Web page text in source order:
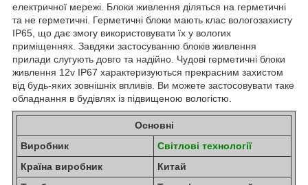
електричної мережі. Блоки живлення діляться на герметичні
та не герметичні. Герметичні блоки мають клас вологозахисту
IP65, що дає змогу використовувати їх у вологих
приміщеннях. Завдяки застосуванню блоків живлення
прилади слугують довго та надійно. Чудові герметичні блоки
живлення 12v IP67 характеризуються прекрасним захистом
від будь-яких зовнішніх впливів. Ви можете застосовувати таке
обладнання в будівлях із підвищеною вологістю.
Основні
Виробник
Світлові технології
Країна виробник
Китай